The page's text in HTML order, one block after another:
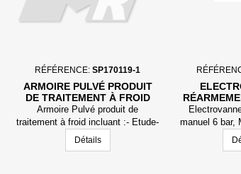
RÉFÉRENCE:SP170119-1
ARMOIRE PULVÉ PRODUIT
DE TRAITEMENT À FROID
INCLUANT : - ETUDE - 2X
ÉLECTROVANNE
Armoire Pulvé produit de
traitement à froid incluant :- Etude-
2x électrovannes 24Vdc sur
Détails
BAR,
manuel 6 bar,